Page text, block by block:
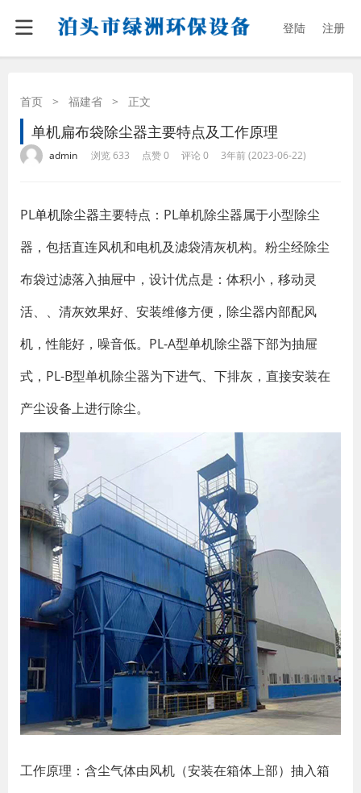
登陆 注册
首页 > 福建省 > 正文
单机扁布袋除尘器主要特点及工作原理
admin 浏览 633 点赞 0 评论 0 3年前 (2023-06-22)
PL单机除尘器主要特点：PL单机除尘器属于小型除尘
器，包括直连风机和电机及滤袋清灰机构。粉尘经除尘
布袋过滤落入抽屉中，设计优点是：体积小，移动灵
活、、清灰效果好、安装维修方便，除尘器内部配风
机，性能好，噪音低。PL-A型单机除尘器下部为抽屉
式，PL-B型单机除尘器为下进气、下排灰，直接安装在
产尘设备上进行除尘。
工作原理：含尘气体由风机（安装在箱体上部）抽入箱